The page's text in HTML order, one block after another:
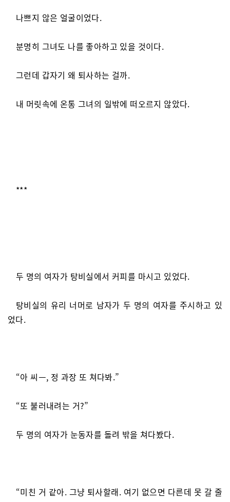
나쁘지 않은 얼굴이었다.
분명히 그녀도 나를 좋아하고 있을 것이다.
그런데 갑자기 왜 퇴사하는 걸까.
내 머릿속에 온통 그녀의 일밖에 떠오르지 않았다.
***
두 명의 여자가 탕비실에서 커피를 마시고 있었다.
탕비실의 유리 너머로 남자가 두 명의 여자를 주시하고 있
었다.
“아 씨ㅡ, 정 과장 또 쳐다봐.”
“또 불러내려는 거?”
두 명의 여자가 눈동자를 돌려 밖을 쳐다봤다.
“미친 거 같아. 그냥 퇴사할래. 여기 없으면 다른데 못 갈 줄